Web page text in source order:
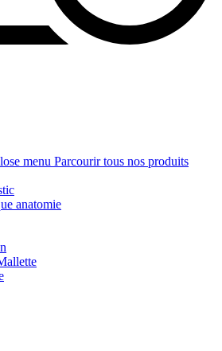
Parcourir tous nos produits
anatomie